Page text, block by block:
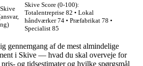
Skive Score (0‑100):
Totalentreprise 82 • Lokal
håndværker 74 • Præfabrikat 78 •
Specialist 85
gennemgang af de mest almindelige
i Skive — hvad du skal overveje for
og tidsestimater og hvilke spørgsmål